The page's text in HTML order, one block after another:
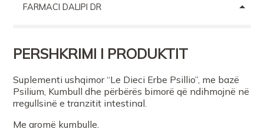
FARMACI DALIPI DR
ELEKTRA PHARMA 2
PERSHKRIMI I PRODUKTIT
Suplementi ushqimor “Le Dieci Erbe Psillio”, me bazë
Psilium, Kumbull dhe përbërës bimorë që ndihmojnë në
rregullsinë e tranzitit intestinal.
Me aromë kumbulle.